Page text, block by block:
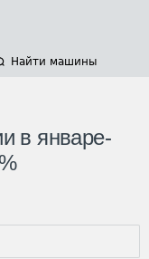
Найти машины
в январе-